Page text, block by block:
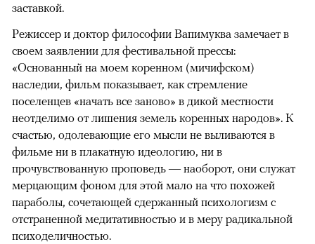
заставкой.
Режиссер и доктор философии Вапимуква замечает в
своем заявлении для фестивальной прессы:
«Основанный на моем коренном (мичифском)
наследии, фильм показывает, как стремление
поселенцев «начать все заново» в дикой местности
неотделимо от лишения земель коренных народов». К
счастью, одолевающие его мысли не выливаются в
фильме ни в плакатную идеологию, ни в
прочувствованную проповедь — наоборот, они служат
мерцающим фоном для этой мало на что похожей
параболы, сочетающей сдержанный психологизм с
отстраненной медитативностью и в меру радикальной
психоделичностью.